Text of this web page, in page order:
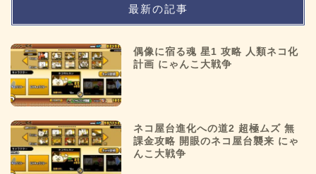
最新の記事
偶像に宿る魂 星1 攻略 人類ネコ化
計画 にゃんこ大戦争
ネコ屋台進化への道2 超極ムズ 無
課金攻略 開眼のネコ屋台襲来 にゃ
んこ大戦争